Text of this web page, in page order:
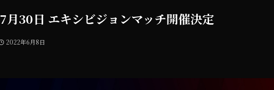
7月30日 エキシビジョンマッチ開催決定
2022年6月8日